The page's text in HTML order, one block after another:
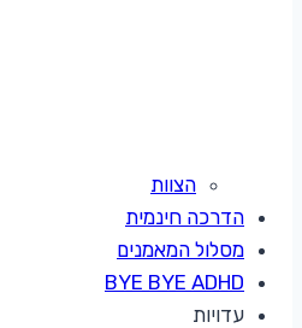
הצוות
הדרכה חינמית
מסלול המאמנים
BYE BYE ADHD
עדויות